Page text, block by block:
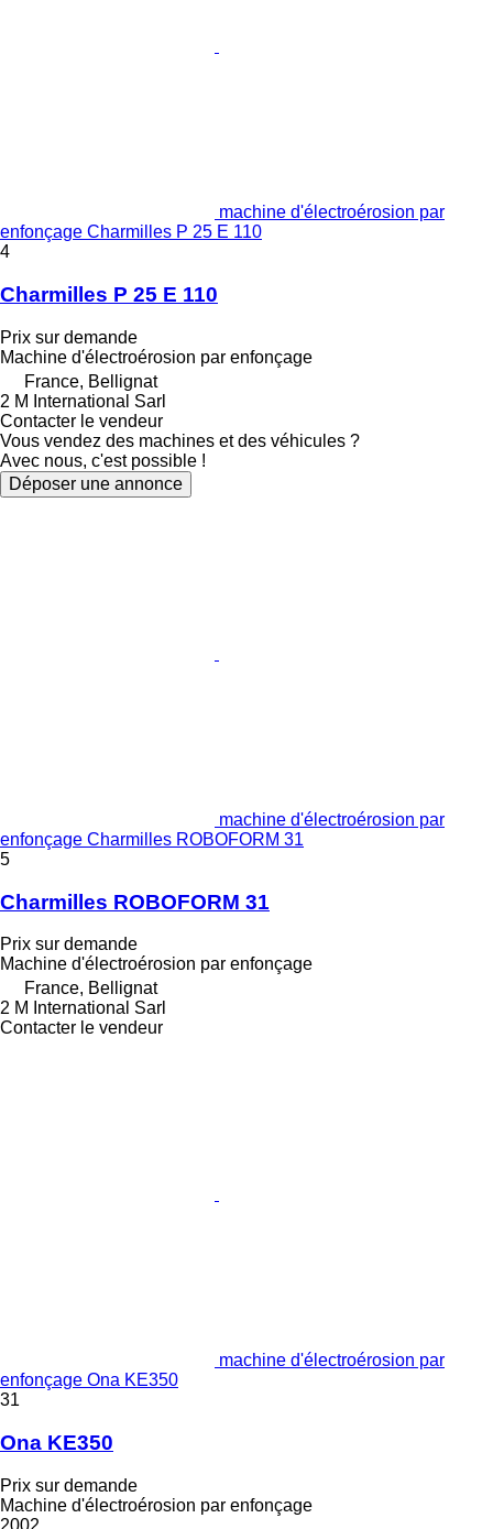
machine d'électroérosion par
enfonçage Charmilles P 25 E 110
4
Charmilles P 25 E 110
Prix sur demande
Machine d'électroérosion par enfonçage
France, Bellignat
2 M International Sarl
Contacter le vendeur
Vous vendez des machines et des véhicules ?
Avec nous, c'est possible !
Déposer une annonce
machine d'électroérosion par
enfonçage Charmilles ROBOFORM 31
5
Charmilles ROBOFORM 31
Prix sur demande
Machine d'électroérosion par enfonçage
France, Bellignat
2 M International Sarl
Contacter le vendeur
machine d'électroérosion par
enfonçage Ona KE350
31
Ona KE350
Prix sur demande
Machine d'électroérosion par enfonçage
2002